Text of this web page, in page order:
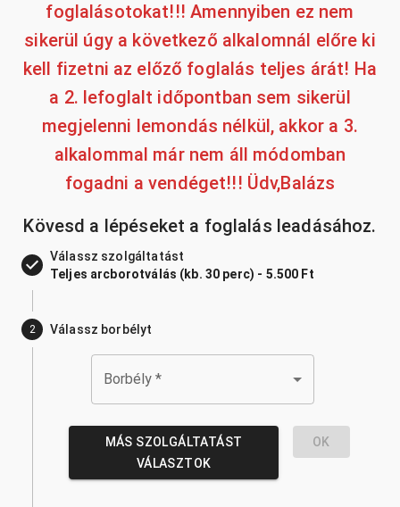
foglalásotokat!!! Amennyiben ez nem
sikerül úgy a következő alkalomnál előre ki
kell fizetni az előző foglalás teljes árát! Ha
a 2. lefoglalt időpontban sem sikerül
megjelenni lemondás nélkül, akkor a 3.
alkalommal már nem áll módomban
fogadni a vendéget!!! Üdv,Balázs
Kövesd a lépéseket a foglalás leadásához.
Válassz szolgáltatást
Teljes arcborotválás (kb. 30 perc) - 5.500 Ft
2 Válassz borbélyt
Borbély *
MÁS SZOLGÁLTATÁST
VÁLASZTOK
OK